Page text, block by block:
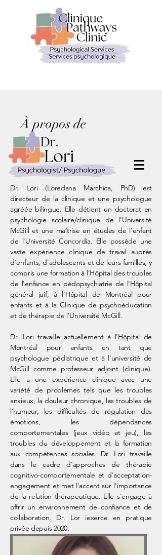
À propos de
Dr. Lori (Loredana Marchica, PhD) est
directeur de la clinique et une psychologue
agréée bilingue. Elle détient un doctorat en
psychologie scolaire/clinique de l'Université
McGill et une maîtrise en études de l'enfant
de l'Université Concordia. Elle possède une
vaste expérience clinique de travail auprès
d'enfants, d'adolescents et de leurs familles, y
compris une formation à l'Hôpital des troubles
de l'enfance en pédopsychiatrie de l'Hôpital
général juif, à l'Hôpital de Montréal pour
enfants et à la Clinique de psychoéducation
et de thérapie de l'Université McGill.
Dr. Lori travaille actuellement à l'Hôpital de
Montréal pour enfants en tant que
psychologue pédiatrique et à l'université de
McGill comme professeur adjoint (clinique).
Elle a une expérience clinique avec une
variété de problèmes tels que les troubles
anxieux, la douleur chronique, les troubles de
l'humeur, les difficultés de régulation des
émotions, les dépendances
comportementales (jeux vidéo et jeu), les
troubles du développement et la formation
aux compétences sociales. Dr. Lori travaille
dans le cadre d'approches de thérapie
cognitivo-comportementale et d'acceptation-
engagement et met l'accent sur l'importance
de la relation thérapeutique. Elle s'engage à
offrir un environnement de confiance et de
collaboration. Dr. Lor iexerce en pratique
privée depuis 2020.